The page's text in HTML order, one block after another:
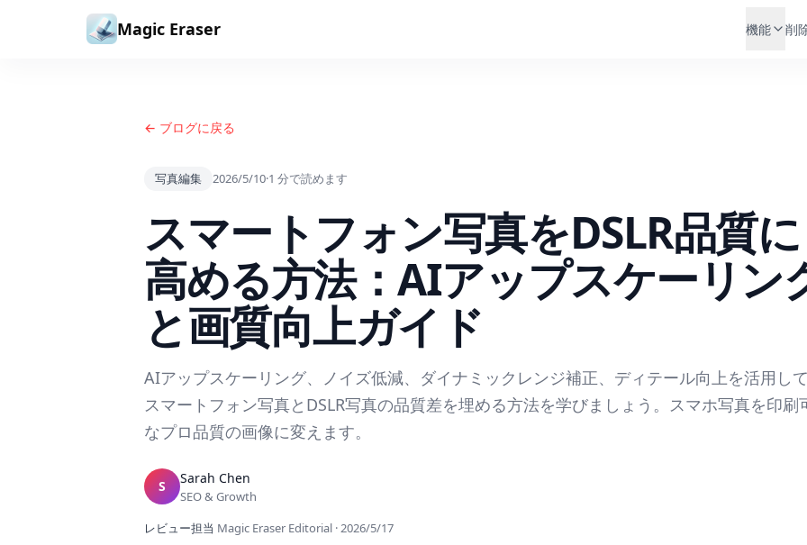
コンテンツへスキップ
Magic Eraser 機能 削
← ブログに戻る
写真編集 2026/5/10·1 分で読めます
スマートフォン写真をDSLR品質に
高める方法：AIアップスケーリン
と画質向上ガイド
AIアップスケーリング、ノイズ低減、ダイナミックレンジ補正、ディテール向上を活用し
スマートフォン写真とDSLR写真の品質差を埋める方法を学びましょう。スマホ写真を印刷
なプロ品質の画像に変えます。
S Sarah Chen
SEO & Growth
レビュー担当 Magic Eraser Editorial ·2026/5/17